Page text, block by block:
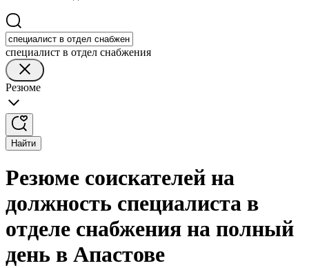
специалист в отдел снабжения
Резюме
Найти
Резюме соискателей на
должность специалиста в
отделе снабжения на полный
день в Апастове